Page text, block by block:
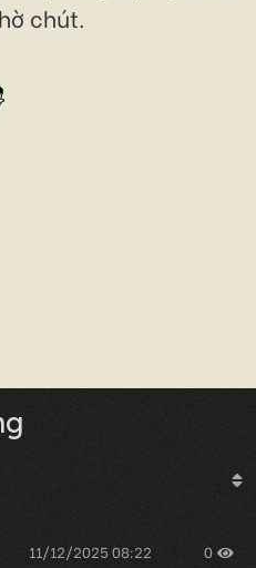
chút.
11/12/2025 08:22 0